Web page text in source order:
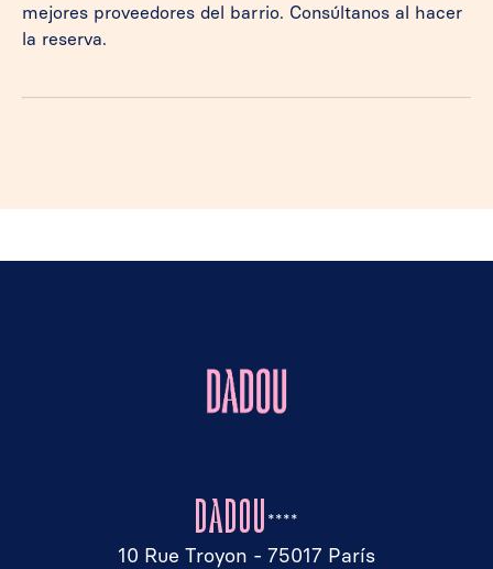
mejores proveedores del barrio. Consúltanos al hacer
la reserva.
DADOU ****
10 Rue Troyon - 75017 París